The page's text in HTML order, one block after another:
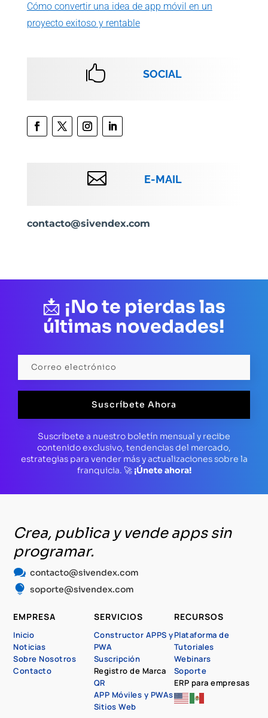
Cómo convertir una idea de app móvil en un
proyecto exitoso y rentable
 SOCIAL
 E-MAIL
contacto@sivendex.com
📩 ¡No te pierdas las
últimas novedades!
Suscríbete Ahora
Suscríbete a nuestro boletín mensual y recibe
contenido exclusivo, tendencias del mercado,
estrategias para vender más y actualizaciones sobre la
franquicia. 🚀 ¡Únete ahora!
Crea, publica y vende apps sin
programar.
 contacto@sivendex.com
 soporte@sivendex.com
EMPRESA
Inicio
Noticias
Sobre Nosotros
Contacto
SERVICIOS
Constructor APPS y
PWA
Suscripción
Registro de Marca
QR
APP Móviles y PWAs
Sitios Web
RECURSOS
Plataforma de
Tutoriales
Webinars
Soporte
ERP para empresas